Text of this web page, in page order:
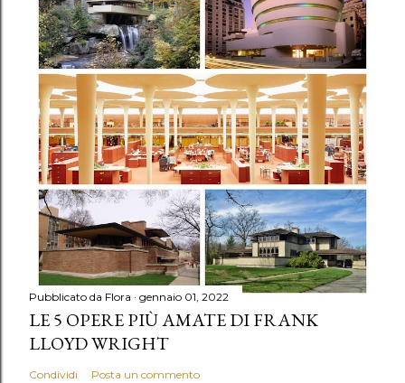
Pubblicato da Flora gennaio 01, 2022
LE 5 OPERE PIÙ AMATE DI FRANK
LLOYD WRIGHT
Condividi Posta un commento